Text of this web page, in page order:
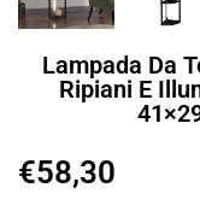
Lampada Da
Ripiani E
€58,30